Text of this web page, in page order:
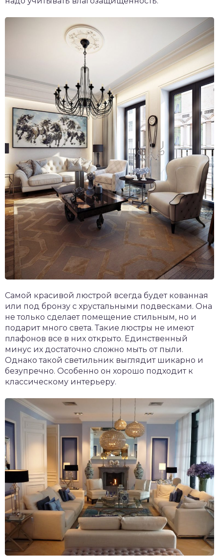
Самой красивой люстрой всегда будет кованная
или под бронзу с хрустальными подвесками. Она
не только сделает помещение стильным, но и
подарит много света. Такие люстры не имеют
плафонов все в них открыто. Единственный
минус их достаточно сложно мыть от пыли.
Однако такой светильник выглядит шикарно и
безупречно. Особенно он хорошо подходит к
классическому интерьеру.